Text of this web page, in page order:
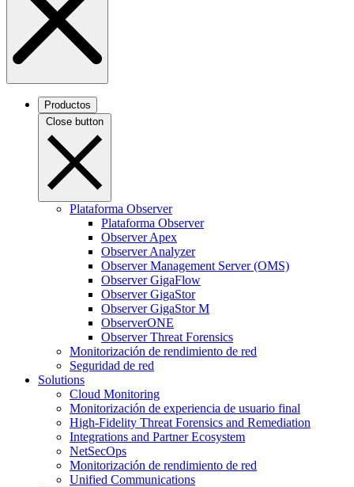
Productos
Close button
Plataforma Observer
Plataforma Observer
Observer Apex
Observer Analyzer
Observer Management Server (OMS)
Observer GigaFlow
Observer GigaStor
Observer GigaStor M
ObserverONE
Observer Threat Forensics
Monitorización de rendimiento de red
Seguridad de red
Solutions
Cloud Monitoring
Monitorización de experiencia de usuario final
High-Fidelity Threat Forensics and Remediation
Integrations and Partner Ecosystem
NetSecOps
Monitorización de rendimiento de red
Unified Communications